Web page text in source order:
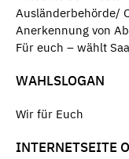
Ausländerbehörde/
Anerkennung von
Für euch – wählt
WAHLSLOGAN
Wir für Euch
INTERNETSEITE